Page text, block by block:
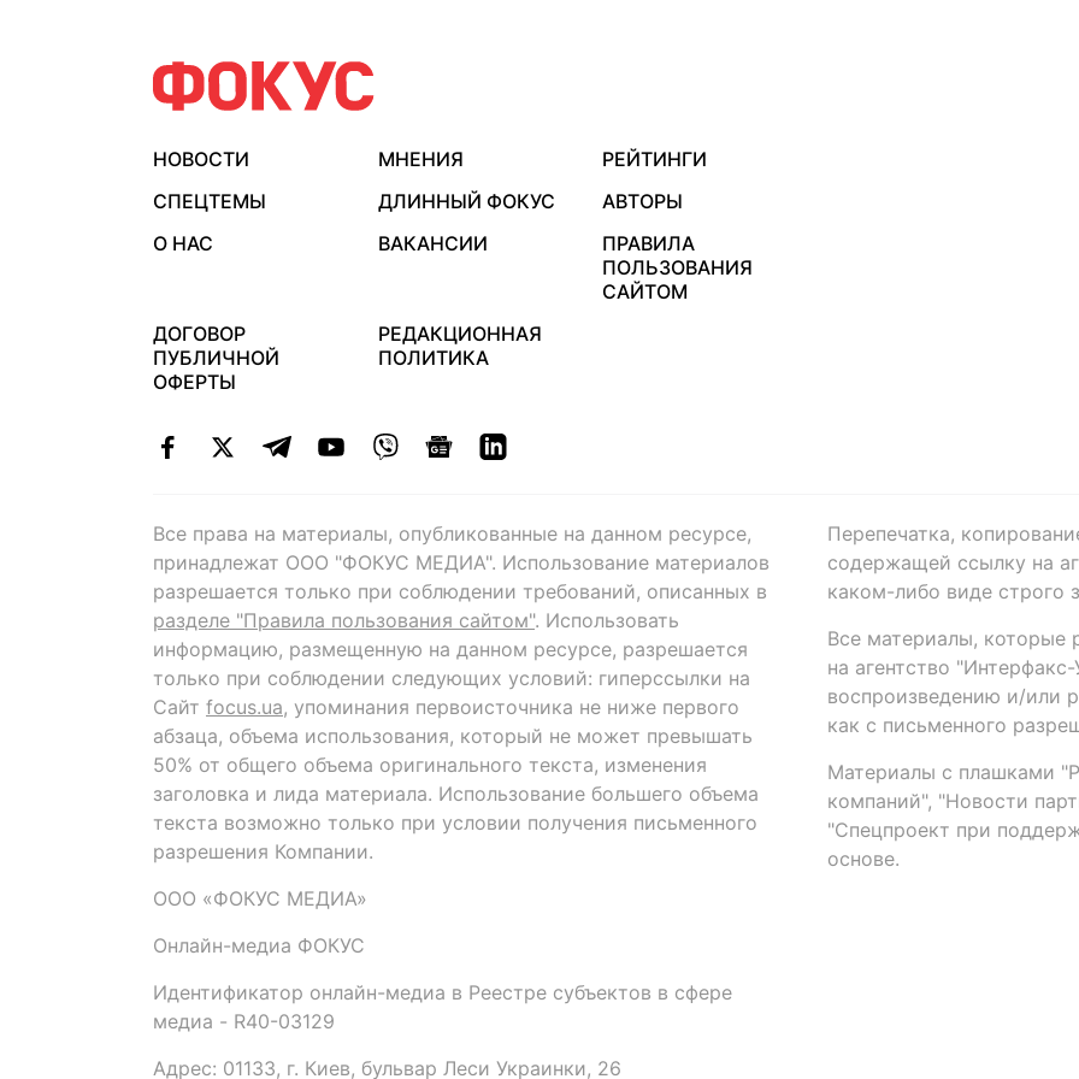
НОВОСТИ МНЕНИЯ
РЕЙТИНГИ
СПЕЦТЕМЫ
ДЛИННЫЙ ФОКУС
АВТОРЫ
О НАС
ВАКАНСИИ
ПРАВИЛА
ПОЛЬЗОВАНИЯ
САЙТОМ
ДОГОВОР
ПУБЛИЧНОЙ
ОФЕРТЫ
РЕДАКЦИОННАЯ
ПОЛИТИКА
Все права на материалы, опубликованные на данном ресурсе,
принадлежат ООО "ФОКУС МЕДИА". Использование материалов
разрешается только при соблюдении требований, описанных в
разделе "Правила пользования сайтом". Использовать
информацию, размещенную на данном ресурсе, разрешается
только при соблюдении следующих условий: гиперссылки на
Сайт focus.ua, упоминания первоисточника не ниже первого
абзаца, объема использования, который не может превышать
50% от общего объема оригинального текста, изменения
заголовка и лида материала. Использование большего объема
текста возможно только при условии получения письменного
разрешения Компании.
ООО «ФОКУС МЕДИА»
Онлайн-медиа ФОКУС
Идентификатор онлайн-медиа в Реестре субъектов в сфере
медиа - R40-03129
Адрес: 01133, г. Киев, бульвар Леси Украинки, 26
Перепечатка,
содержащей ссылку на
каком-либо виде строго
Все материалы, которые
на агентство
воспроизведению и/или
как с письменного
Материалы с плашками
компаний", "Новости
"Спецпроект при
основе.